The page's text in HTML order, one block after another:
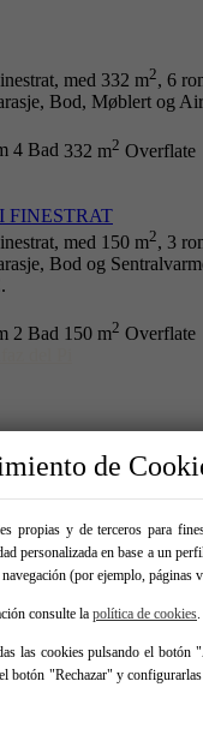
med 332 m2, 6
Bod, Møblert og
4 Bad 332 m2 Overflate
FINESTRAT
med 150 m2, 3
Bod og
2 Bad 150 m2 Overflate
Local 1 03581 – Alfaz
de
propias y de terceros para
personalizada en base a un
(por ejemplo, páginas
consulte la política de cookies.
las cookies pulsando el botón
botón "Rechazar" y